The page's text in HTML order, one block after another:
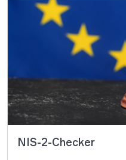
NIS-2-Checker